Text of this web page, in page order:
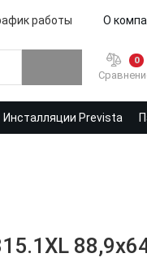
работы О
0
Инсталляции Prevista